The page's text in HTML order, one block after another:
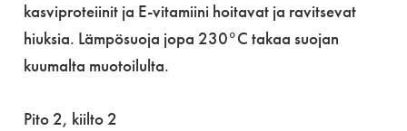
ml
määrä
kasviproteiinit ja E-vitamiini hoitavat ja ravitsevat
hiuksia. Lämpösuoja jopa 230°C takaa suojan
kuumalta muotoilulta.
Pito 2, kiilto 2